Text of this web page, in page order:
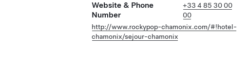
Website & Phone
Number
+33 4 85 30 00
00
http://www.rockypop-chamonix.com/#!hotel-
chamonix/sejour-chamonix